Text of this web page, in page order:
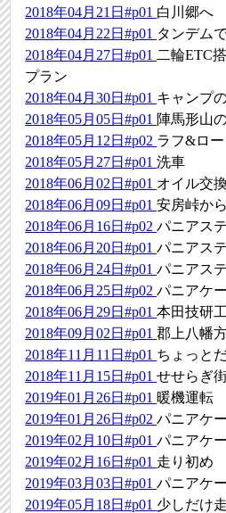
2018年04月21日#p01 白川郷へ
2018年04月22日#p01 タンデム
2018年04月27日#p01 二輪ETC
プラン
2018年04月30日#p01 キャンプ
2018年05月05日#p01 陣馬形山
2018年05月12日#p02 ラフ&ロ
2018年05月27日#p01洗車
2018年06月02日#p01 オイル交換
2018年06月09日#p01安房峠か
2018年06月16日#p02パニアス
2018年06月20日#p01パニアス
2018年06月24日#p01パニアス
2018年06月25日#p02パニアケ
2018年06月29日#p01本田技研
2018年09月02日#p01郡上八幡
2018年11月11日#p01 ちょっと
2018年11月15日#p01せせらぎ
2019年01月26日#p01 暖機運転
2019年01月26日#p02パニアケ
2019年02月10日#p01パニアケ
2019年02月16日#p01 走り初め
2019年03月03日#p01パニアケ
2019年05月18日#p01 少しだけ